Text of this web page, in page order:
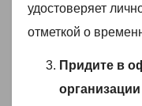
удостоверяет
отметкой о
Придите в
организации